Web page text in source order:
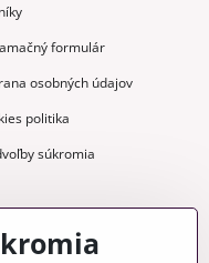
formulár
osobných údajov
politika
súkromia